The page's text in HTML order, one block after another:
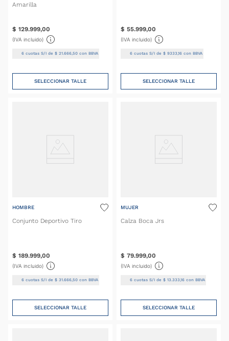
Amarilla
$ 129.999,00
(IVA incluido)
6 cuotas S/I de$ 21 .666 ,50 con BBVA
SELECCIONAR TALLE
$ 55.999,00
(IVA incluido)
6cuotas S/I de $ 9333,16con BBVA
SELECCIONAR TALLE
HOMBRE
Conjunto Deportivo Tiro
$ 189.999,00
(IVA incluido)
6 cuotas S/I de$ 31.666,50 con BBVA
SELECCIONAR TALLE
MUJER
Calza Boca Jrs
$ 79.999,00
(IVA incluido)
6cuotas S/I de $ 13.333,16con BBVA
SELECCIONAR TALLE